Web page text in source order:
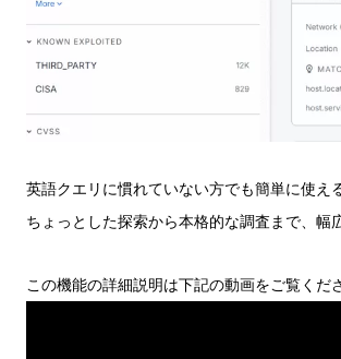
英語クエリに慣れていない方でも簡単に使え
ちょっとした探索から本格的な調査まで、幅
この機能の詳細説明は下記の動画をご覧くだ